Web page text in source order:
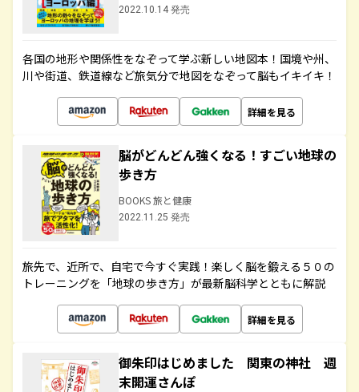
2022.10.14 発売
各国の地形や関係性をなぞって学ぶ新しい地図本！国境や州、
川や街道、鉄道線など旅気分で地図をなぞって脳もイキイキ！
詳細を見る
脳がどんどん強くなる！すごい地球の
歩き方
BOOKS 旅と健康
2022.11.25 発売
旅先で、近所で、自宅で今すぐ実践！楽しく脳を鍛える５０の
トレーニングを「地球の歩き方」が最新脳科学とともに解説
詳細を見る
御朱印はじめました 関東の神社 週
末開運さんぽ